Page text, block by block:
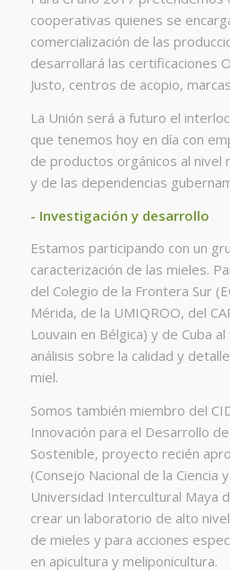
cooperativas quienes se
comercialización de las
desarrollará las certificaciones
Justo, centros de acopio,
La Unión será a futuro el
que tenemos hoy en día con
de productos orgánicos al nivel
y de las dependencias
- Investigación y desarrollo
Estamos participando con un
caracterización de las mieles.
del Colegio de la Frontera Sur
Mérida, de la UMIQROO, del
Louvain en Bélgica) y de Cuba
análisis sobre la calidad y
miel.
Somos también miembro del
Innovación para el Desarrollo
Sostenible, proyecto recién
(Consejo Nacional de la Ciencia
Universidad Intercultural Maya
crear un laboratorio de alto
de mieles y para acciones
en apicultura y meliponicultura.